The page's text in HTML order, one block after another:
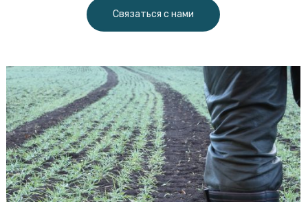
Связаться с нами